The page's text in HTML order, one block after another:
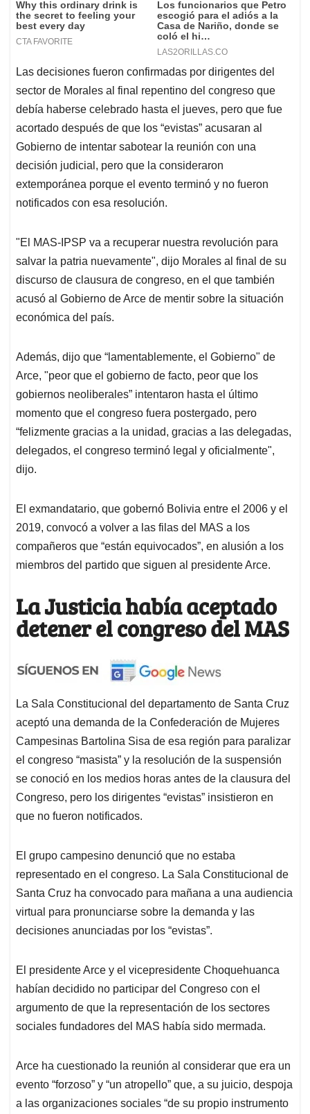
Las decisiones fueron confirmadas por dirigentes del
sector de Morales al final repentino del congreso que
debía haberse celebrado hasta el jueves, pero que fue
acortado después de que los “evistas” acusaran al
Gobierno de intentar sabotear la reunión con una
decisión judicial, pero que la consideraron
extemporánea porque el evento terminó y no fueron
notificados con esa resolución.
"El MAS-IPSP va a recuperar nuestra revolución para
salvar la patria nuevamente", dijo Morales al final de su
discurso de clausura de congreso, en el que también
acusó al Gobierno de Arce de mentir sobre la situación
económica del país.
Además, dijo que “lamentablemente, el Gobierno" de
Arce, "peor que el gobierno de facto, peor que los
gobiernos neoliberales” intentaron hasta el último
momento que el congreso fuera postergado, pero
“felizmente gracias a la unidad, gracias a las delegadas,
delegados, el congreso terminó legal y oficialmente",
dijo.
El exmandatario, que gobernó Bolivia entre el 2006 y el
2019, convocó a volver a las filas del MAS a los
compañeros que “están equivocados”, en alusión a los
miembros del partido que siguen al presidente Arce.
La Justicia había aceptado
detener el congreso del MAS
La Sala Constitucional del departamento de Santa Cruz
aceptó una demanda de la Confederación de Mujeres
Campesinas Bartolina Sisa de esa región para paralizar
el congreso “masista” y la resolución de la suspensión
se conoció en los medios horas antes de la clausura del
Congreso, pero los dirigentes “evistas” insistieron en
que no fueron notificados.
El grupo campesino denunció que no estaba
representado en el congreso. La Sala Constitucional de
Santa Cruz ha convocado para mañana a una audiencia
virtual para pronunciarse sobre la demanda y las
decisiones anunciadas por los “evistas”.
El presidente Arce y el vicepresidente Choquehuanca
habían decidido no participar del Congreso con el
argumento de que la representación de los sectores
sociales fundadores del MAS había sido mermada.
Arce ha cuestionado la reunión al considerar que era un
evento “forzoso” y “un atropello” que, a su juicio, despoja
a las organizaciones sociales “de su propio instrumento